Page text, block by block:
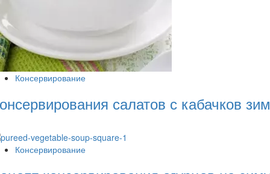
Консервирование
салатов с кабачков
Консервирование